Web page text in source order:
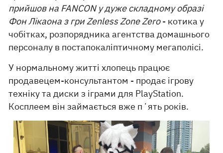
прийшов на FANCON у дуже складному образі
Фон Лікаона з гри Zenless Zone Zero- котика у
чобітках, розпорядника агентства домашнього
персоналу в постапокаліптичному мегаполісі.
У нормальному житті хлопець працює
продавецем-консультантом - продає ігрову
техніку та диски з іграми для PlayStation.
Косплеем він займається вже пʼять років.